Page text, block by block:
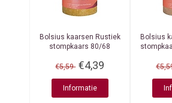
Bolsius kaarsen Rustiek
stompkaars 80/68
€5,59 €4,39
Informatie
Bolsius